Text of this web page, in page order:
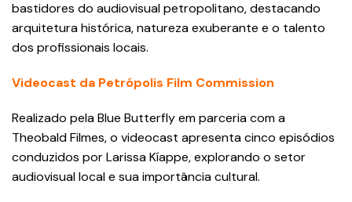
bastidores do audiovisual petropolitano, destacando
arquitetura histórica, natureza exuberante e o talento
dos profissionais locais.
Videocast da Petrópolis Film Commission
Realizado pela Blue Butterfly em parceria com a
Theobald Filmes, o videocast apresenta cinco episódios
conduzidos por Larissa Kíappe, explorando o setor
audiovisual local e sua importância cultural.